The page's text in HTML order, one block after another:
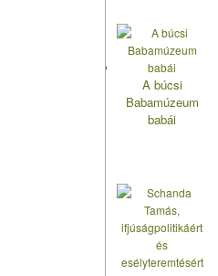
A búcsi
Babamúzeum
babái